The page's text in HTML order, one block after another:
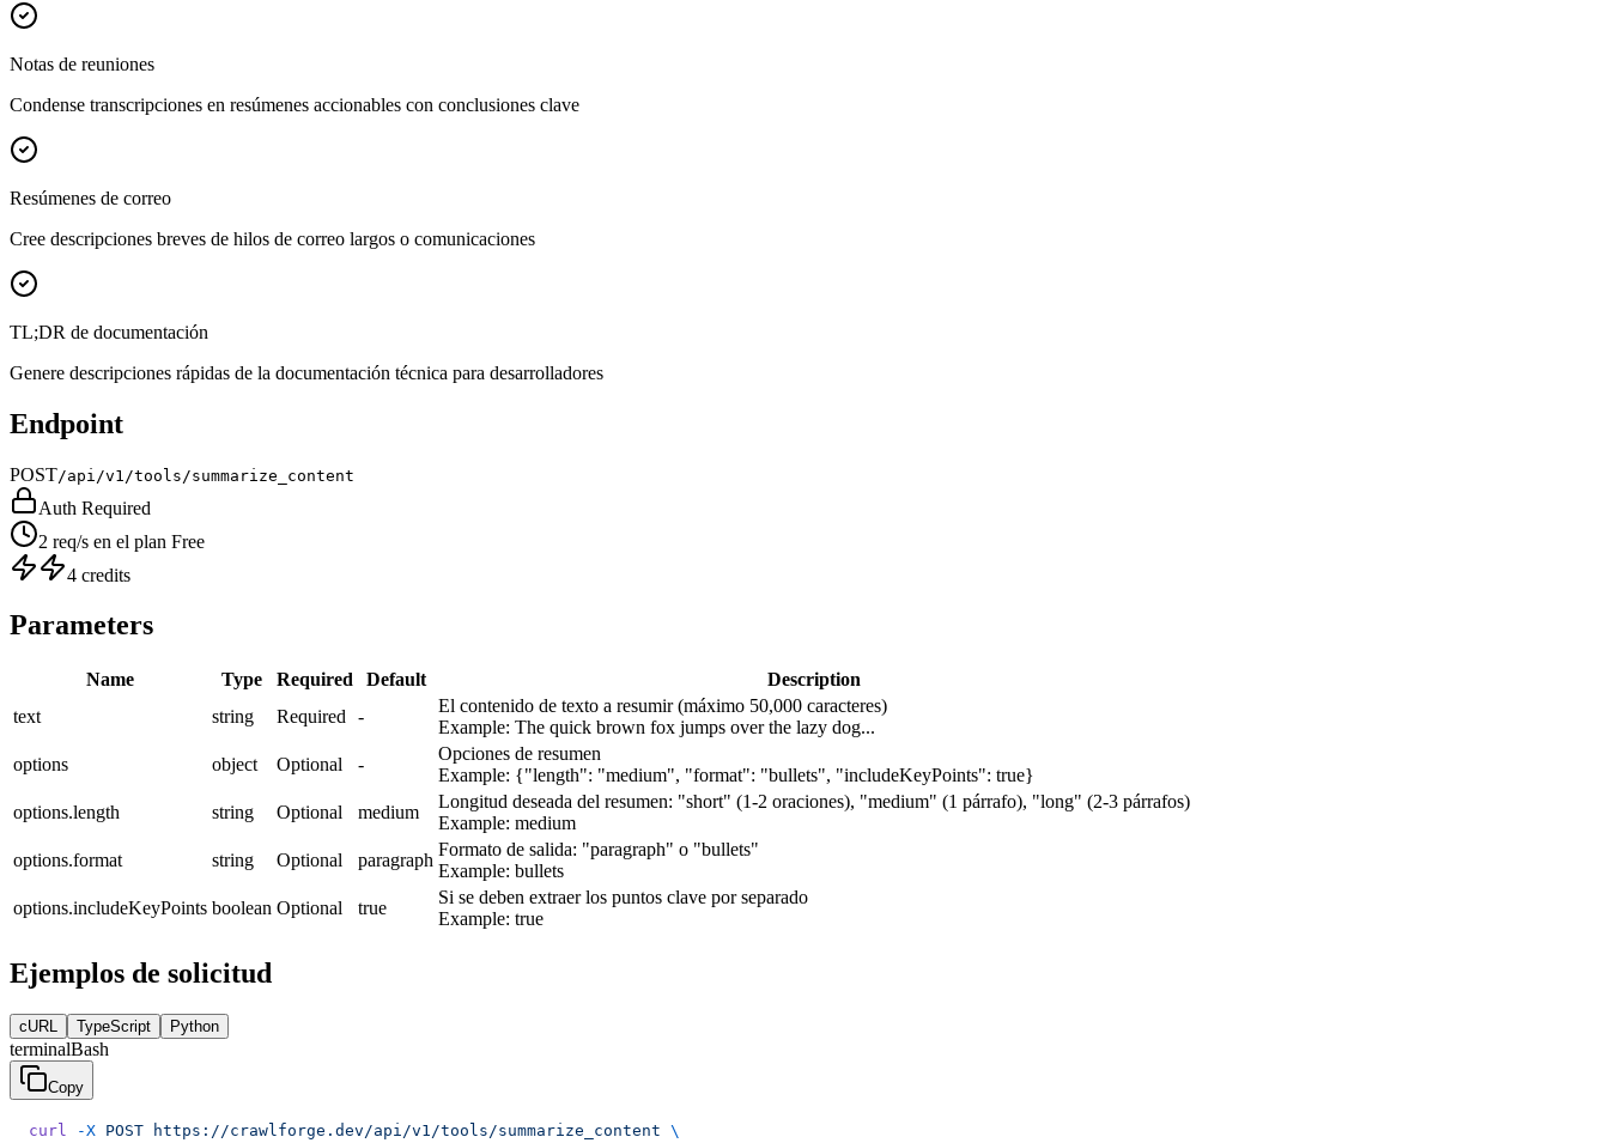
Notas de reuniones
Condense transcripciones en resúmenes accionables con conclusiones clave
Resúmenes de correo
Cree descripciones breves de hilos de correo largos o comunicaciones
TL;DR de documentación
Genere descripciones rápidas de la documentación técnica para desarrolladores
Endpoint
POST/api/v1/tools/summarize_content
Auth Required
2 req/s en el plan Free
4 credits
Parameters
Name Type Required Default
Description
text
string Required -
El contenido de texto a resumir (máximo 50,000 caracteres)
Example: The quick brown fox jumps over the lazy dog...
options
object Optional -
Opciones de resumen
Example: {"length": "medium", "format": "bullets", "includeKeyPoints": true}
options.length
string Optional medium
Longitud deseada del resumen: "short" (1-2 oraciones), "medium" (1 párrafo), "long" (2-3 párrafos)
Example: medium
options.format
string Optional paragraph
Formato de salida: "paragraph" o "bullets"
Example: bullets
options.includeKeyPoints boolean Optional true
Si se deben extraer los puntos clave por separado
Example: true
Ejemplos de solicitud
cURL TypeScript Python
terminalBash
Copy
curl -X POST https://crawlforge.dev/api/v1/tools/summarize_content \